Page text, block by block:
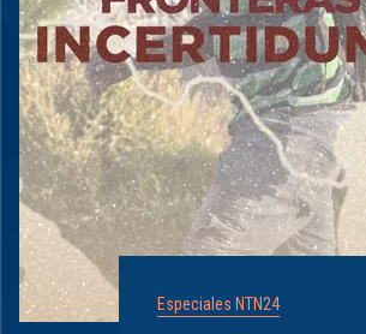
Especiales NTN24